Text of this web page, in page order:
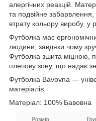
алергічних реакцій.
та подвійне забарвлення,
втрату кольору виробу, у
Футболка має
людини, завдяки чому
Футболка зшита міцною,
плечову зону, що надає
Футболка Bavovna —
матеріалів.
Матеріал: 100% Бавовна